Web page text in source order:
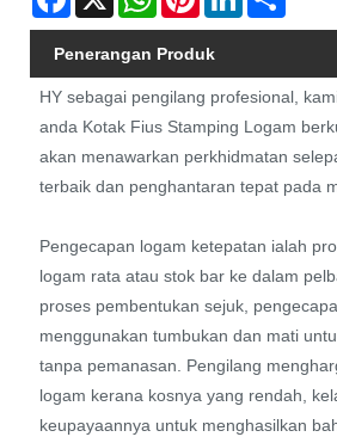
Penerangan Produk
HY sebagai pengilang profesional,
anda Kotak Fius Stamping Logam
akan menawarkan perkhidmatan
terbaik dan penghantaran tepat pada
Pengecapan logam ketepatan ialah
logam rata atau stok bar ke dalam
proses pembentukan sejuk,
menggunakan tumbukan dan mati
tanpa pemanasan. Pengilang
logam kerana kosnya yang rendah,
keupayaannya untuk menghasilkan